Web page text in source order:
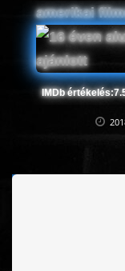
amerikai
IMDb értékelés: